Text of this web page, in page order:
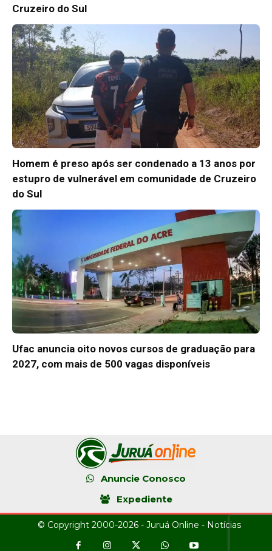
Cruzeiro do Sul
Homem é preso após ser condenado a 13 anos por
estupro de vulnerável em comunidade de Cruzeiro
do Sul
Ufac anuncia oito novos cursos de graduação para
2027, com mais de 500 vagas disponíveis
Anuncie Conosco
Expediente
© Copyright 2000-2026 - Juruá Online - Notícias